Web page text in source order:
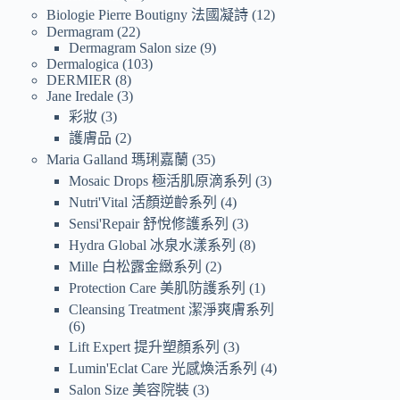
Biologie Pierre Boutigny 法國凝詩 12
Dermagram 22
Dermagram Salon size 9
Dermalogica
103
DERMIER
8
Jane Iredale 3
彩妝 3
護膚品
2
Maria Galland 瑪琍嘉蘭 35
Mosaic Drops 極活肌原滴系列
3
Nutri'Vital 活顏逆齡系列
4
Sensi'Repair 舒悅修護系列
3
Hydra Global 冰泉水漾系列
8
Mille 白松露金緻系列
2
Protection Care 美肌防護系列
1
Cleansing Treatment 潔淨爽膚系列
6
Lift Expert 提升塑顏系列
3
Lumin'Eclat Care 光感煥活系列
4
Salon Size 美容院裝 3